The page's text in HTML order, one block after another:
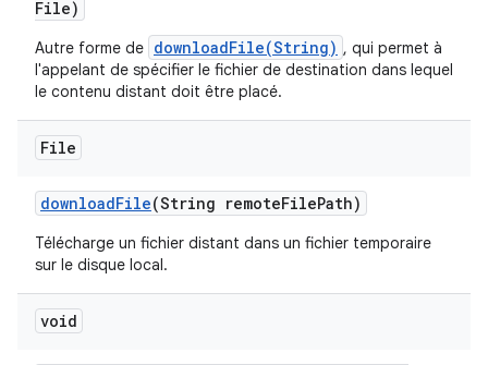
File)
Autre forme de downloadFile(String) , qui permet à
l'appelant de spécifier le fichier de destination dans lequel
le contenu distant doit être placé.
File
downloadFile(String remoteFilePath)
Télécharge un fichier distant dans un fichier temporaire
sur le disque local.
void